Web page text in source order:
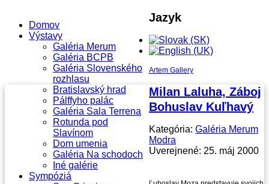
Domov
Výstavy
Galéria Merum
Galéria BCPB
Galéria Slovenského
rozhlasu
Bratislavský hrad
Pálffyho palác
Galéria Sala Terrena
Rotunda pod
Slavínom
Dom umenia
Galéria Na schodoch
Iné galérie
Sympóziá
Jazyk
Artem Gallery
Milan Laluha, Záboj
Bohuslav Kuľhavý
Kategória: Galéria Merum
Modra
Uverejnené: 25. máj 2000